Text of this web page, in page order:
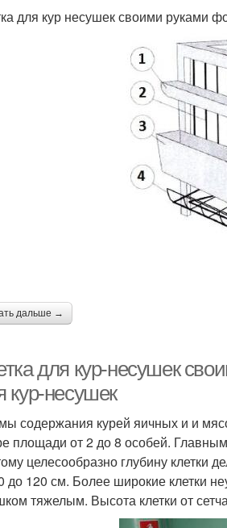
для кур несушек своими руками
дальше →
для кур-несушек
кур-несушек
содержания курей яичных и и
площади от 2 до 8 особей.
целесообразно глубину клетки
до 120 см. Более широкие клетки
тяжелым. Высота клетки от